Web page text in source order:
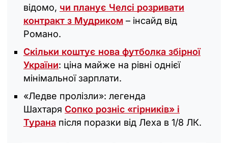
відомо, чи планує Челсі розривати
контракт з Мудриком – інсайд від
Романо.
Скільки коштує нова футболка збірної
України: ціна майже на рівні однієї
мінімальної зарплати.
«Ледве пролізли»: легенда
Шахтаря Сопко розніс «гірників» і
Турана після поразки від Леха в 1/8 ЛК.